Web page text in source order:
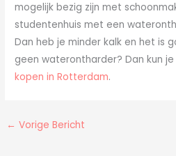
mogelijk bezig zijn met
studentenhuis met een
Dan heb je minder kalk en het is
geen waterontharder? Dan kun
kopen in Rotterdam.
← Vorige Bericht